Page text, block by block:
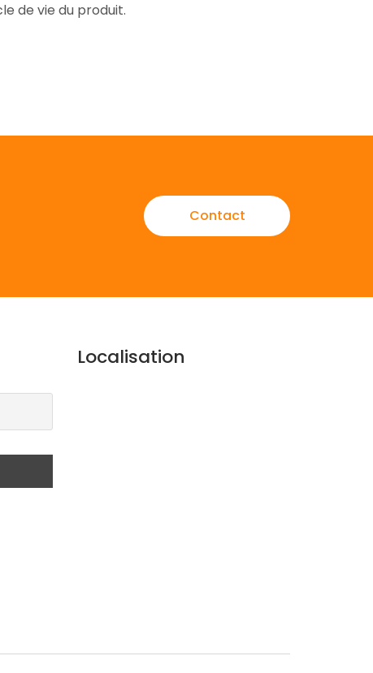
de vie du produit.
Contact
Localisation